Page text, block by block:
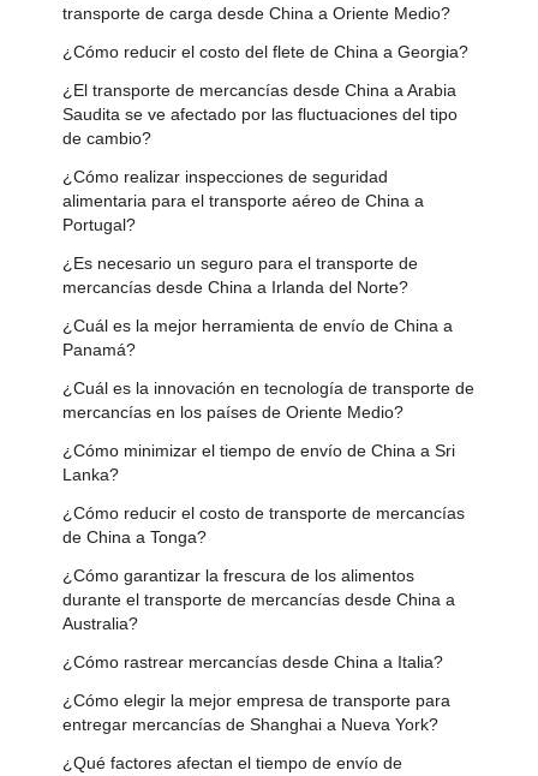
transporte de carga desde China a Oriente Medio?
¿Cómo reducir el costo del flete de China a Georgia?
​¿El transporte de mercancías desde China a Arabia
Saudita se ve afectado por las fluctuaciones del tipo
de cambio?
¿Cómo realizar inspecciones de seguridad
alimentaria para el transporte aéreo de China a
Portugal?
¿Es necesario un seguro para el transporte de
mercancías desde China a Irlanda del Norte?
​¿Cuál es la mejor herramienta de envío de China a
Panamá?
¿Cuál es la innovación en tecnología de transporte de
mercancías en los países de Oriente Medio?
¿Cómo minimizar el tiempo de envío de China a Sri
Lanka?
​¿Cómo reducir el costo de transporte de mercancías
de China a Tonga?
¿Cómo garantizar la frescura de los alimentos
durante el transporte de mercancías desde China a
Australia?
¿Cómo rastrear mercancías desde China a Italia?
¿Cómo elegir la mejor empresa de transporte para
entregar mercancías de Shanghai a Nueva York?
¿Qué factores afectan el tiempo de envío de